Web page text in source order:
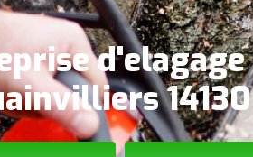
d'elagage
14130